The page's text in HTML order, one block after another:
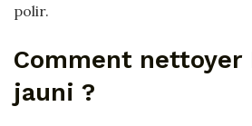
polir.
Comment nettoyer
jauni ?